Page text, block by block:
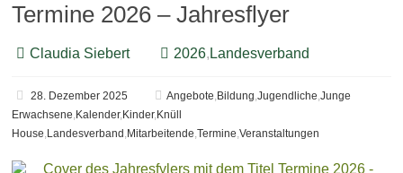
Termine 2026 – Jahresflyer
Claudia Siebert 2026, Landesverband
28. Dezember 2025 Angebote, Bildung,Jugendliche,Junge
Erwachsene, Kalender, Kinder, Knüll
House, Landesverband , Mitarbeitende,Termine,Veranstaltungen